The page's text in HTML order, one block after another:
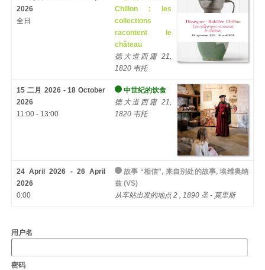
2026
全日
Chillon :
les
collections
racontent le
château
德大道西庸 21,
1820 韦托
15 二月 2026 - 18 October
2026
11:00 - 13:00
中世纪的饮食
德大道西庸 21,
1820 韦托
24 April 2026 - 26 April
2026
0:00
故事 “相信”, 来自别处的故事, 埃维奥纳
兹 (VS)
从车站出发的地点 2 , 1890 圣 - 莫里斯
用户名
密码